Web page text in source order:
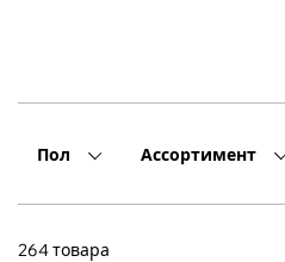
Пол Ассортимент
264 товара